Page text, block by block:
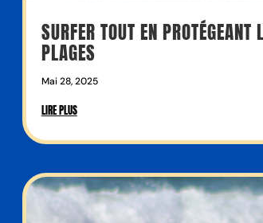
SURFER TOUT EN PROTÉGEANT
PLAGES
Mai 28, 2025
LIRE PLUS